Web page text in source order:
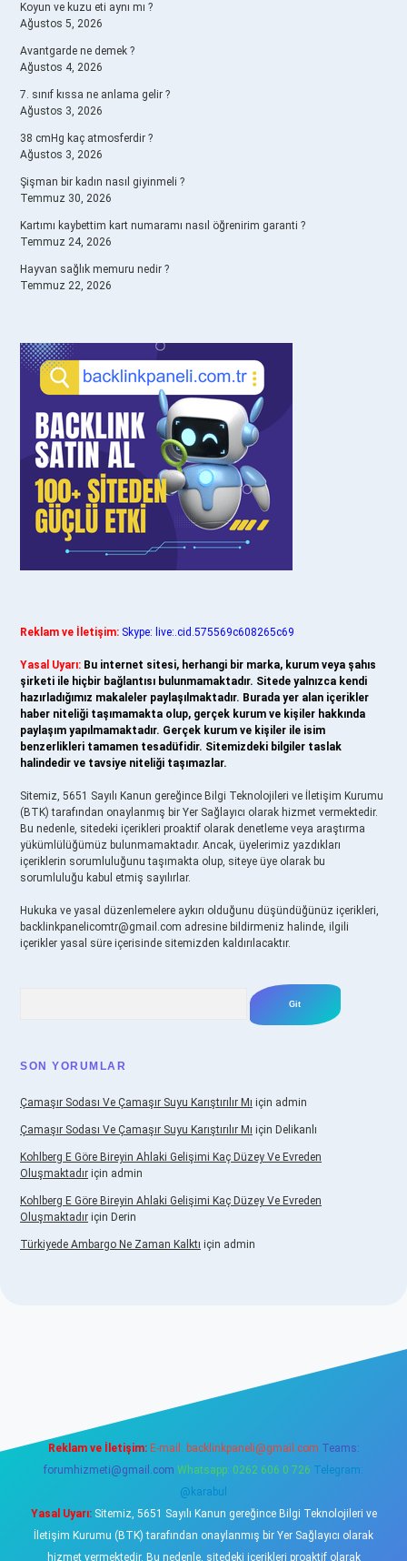
Koyun ve kuzu eti aynı mı ?
Ağustos 5, 2026
Avantgarde ne demek ?
Ağustos 4, 2026
7. sınıf kıssa ne anlama gelir ?
Ağustos 3, 2026
38 cmHg kaç atmosferdir ?
Ağustos 3, 2026
Şişman bir kadın nasıl giyinmeli ?
Temmuz 30, 2026
Kartımı kaybettim kart numaramı nasıl öğrenirim garanti ?
Temmuz 24, 2026
Hayvan sağlık memuru nedir ?
Temmuz 22, 2026
Reklam ve İletişim: Skype: live:.cid.575569c608265c69
Yasal Uyarı: Bu internet sitesi, herhangi bir marka, kurum veya şahıs
şirketi ile hiçbir bağlantısı bulunmamaktadır. Sitede yalnızca kendi
hazırladığımız makaleler paylaşılmaktadır. Burada yer alan içerikler
haber niteliği taşımamakta olup, gerçek kurum ve kişiler hakkında
paylaşım yapılmamaktadır. Gerçek kurum ve kişiler ile isim
benzerlikleri tamamen tesadüfidir. Sitemizdeki bilgiler taslak
halindedir ve tavsiye niteliği taşımazlar.
Sitemiz, 5651 Sayılı Kanun gereğince Bilgi Teknolojileri ve İletişim Kurumu
(BTK) tarafından onaylanmış bir Yer Sağlayıcı olarak hizmet vermektedir.
Bu nedenle, sitedeki içerikleri proaktif olarak denetleme veya araştırma
yükümlülüğümüz bulunmamaktadır. Ancak, üyelerimiz yazdıkları
içeriklerin sorumluluğunu taşımakta olup, siteye üye olarak bu
sorumluluğu kabul etmiş sayılırlar.
Hukuka ve yasal düzenlemelere aykırı olduğunu düşündüğünüz içerikleri,
backlinkpanelicomtr@gmail.com adresine bildirmeniz halinde, ilgili
içerikler yasal süre içerisinde sitemizden kaldırılacaktır.
SON YORUMLAR
Çamaşır Sodası Ve Çamaşır Suyu Karıştırılır Mı için admin
Çamaşır Sodası Ve Çamaşır Suyu Karıştırılır Mı için Delikanlı
Kohlberg E Göre Bireyin Ahlaki Gelişimi Kaç Düzey Ve Evreden
Oluşmaktadır için admin
Kohlberg E Göre Bireyin Ahlaki Gelişimi Kaç Düzey Ve Evreden
Oluşmaktadır için Derin
Türkiyede Ambargo Ne Zaman Kalktı için admin
Reklam ve İletişim: E-mail: backlinkpaneli@gmail.com Teams:
forumhizmeti@gmail.com Whatsapp: 0262 606 0 726 Telegram:
@karabul
Yasal Uyarı:Sitemiz, 5651 Sayılı Kanun gereğince Bilgi Teknolojileri ve
İletişim Kurumu (BTK) tarafından onaylanmış bir Yer Sağlayıcı olarak
hizmet vermektedir. Bu nedenle, sitedeki içerikleri proaktif olarak